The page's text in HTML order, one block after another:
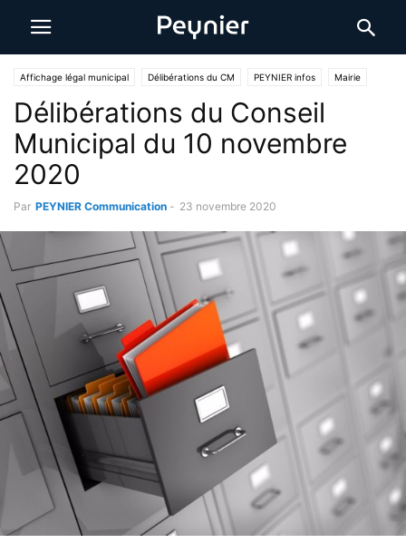
Affichage légal municipal Délibérations du CM PEYNIER infos Mairie
Délibérations du Conseil
Municipal du 10 novembre
2020
Par PEYNIER Communication - 23 novembre 2020